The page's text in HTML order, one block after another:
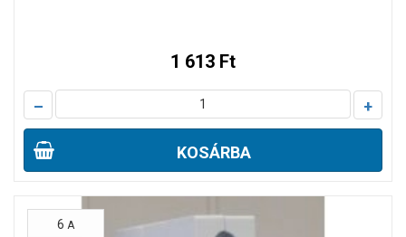
1 613 Ft
– +
KOSÁRBA
6 A